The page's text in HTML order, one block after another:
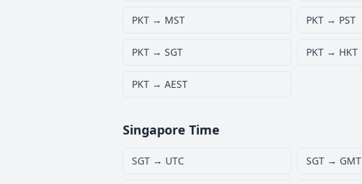
PKT → MST PKT → PST
PKT → SGT PKT → HKT
PKT → AEST
Singapore Time
SGT → UTC SGT → GMT